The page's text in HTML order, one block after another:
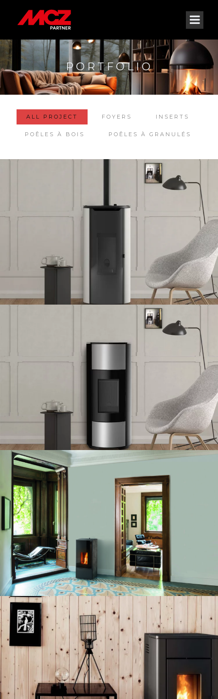
PORTFOLIO
ALL PROJECT FOYERS INSERTS
POÊLES À BOIS POÊLES À GRANULÉS